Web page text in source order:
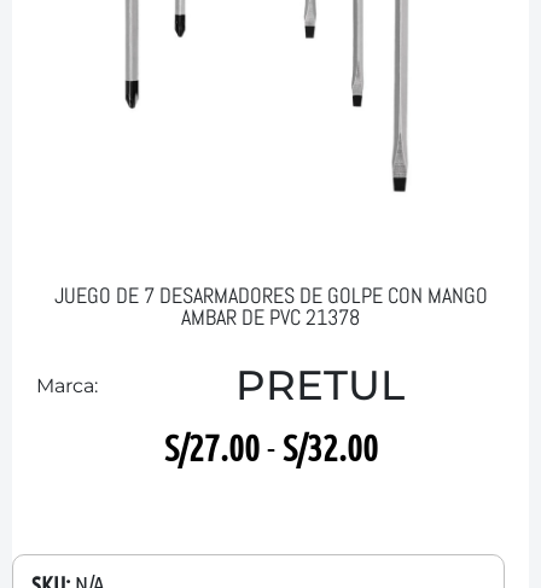
JUEGO DE 7 DESARMADORES DE GOLPE CON MANGO
AMBAR DE PVC 21378
Marca: PRETUL
S/27.00- S/32.00